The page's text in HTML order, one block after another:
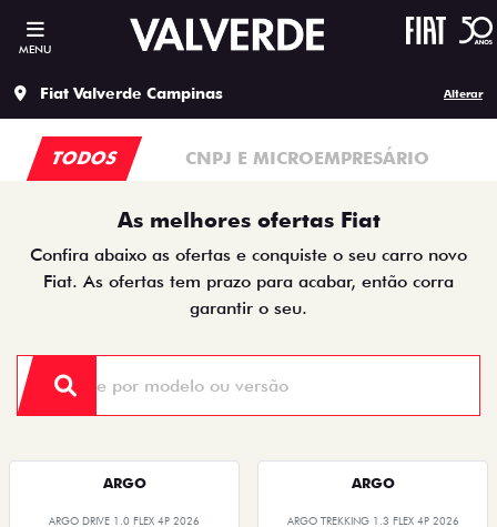
MENU
Fiat Valverde Campinas Alterar
TODOS CNPJ E MICROEMPRESÁRIO
As melhores ofertas Fiat
Confira abaixo as ofertas e conquiste o seu carro novo
Fiat. As ofertas tem prazo para acabar, então corra
garantir o seu.
ARGO
ARGO DRIVE 1.0 FLEX 4P 2026
ARGO
ARGO TREKKING 1.3 FLEX 4P 2026